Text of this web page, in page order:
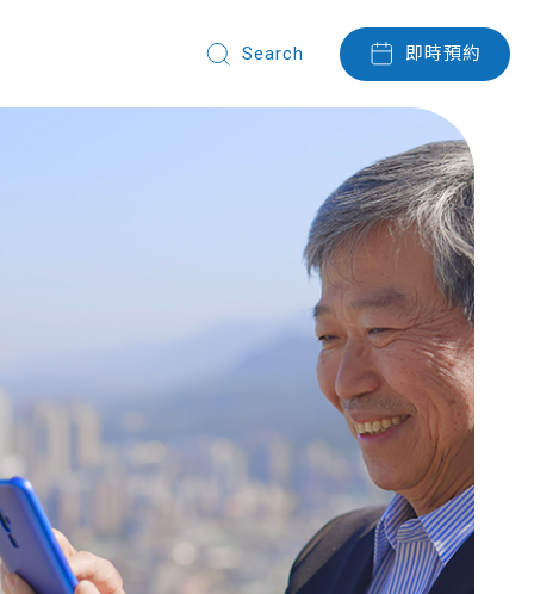
Search 即時預約